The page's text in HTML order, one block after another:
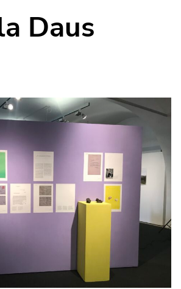
Daus